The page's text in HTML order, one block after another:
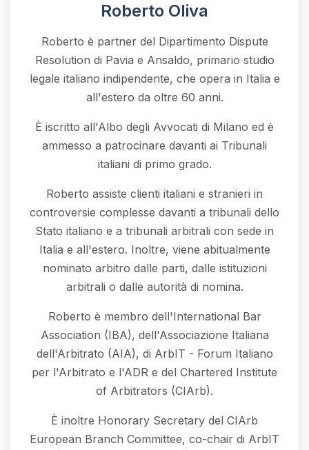
Roberto Oliva
Roberto è partner del Dipartimento Dispute
Resolution di Pavia e Ansaldo, primario studio
legale italiano indipendente, che opera in Italia e
all'estero da oltre 60 anni.
È iscritto all'Albo degli Avvocati di Milano ed è
ammesso a patrocinare davanti ai Tribunali
italiani di primo grado.
Roberto assiste clienti italiani e stranieri in
controversie complesse davanti a tribunali dello
Stato italiano e a tribunali arbitrali con sede in
Italia e all'estero. Inoltre, viene abitualmente
nominato arbitro dalle parti, dalle istituzioni
arbitrali o dalle autorità di nomina.
Roberto è membro dell'International Bar
Association (IBA), dell'Associazione Italiana
dell'Arbitrato (AIA), di ArbIT - Forum Italiano
per l'Arbitrato e l'ADR e del Chartered Institute
of Arbitrators (CIArb).
È inoltre Honorary Secretary del CIArb
European Branch Committee, co-chair di ArbIT